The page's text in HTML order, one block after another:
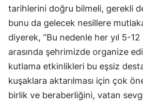
tarihlerini doğru bilmeli, gerekli
bunu da gelecek nesillere
diyerek, “Bu nedenle her yıl 5-
arasında şehrimizde organize
kutlama etkinlikleri bu eşsiz
kuşaklara aktarılması için çok
birlik ve beraberliğini, vatan